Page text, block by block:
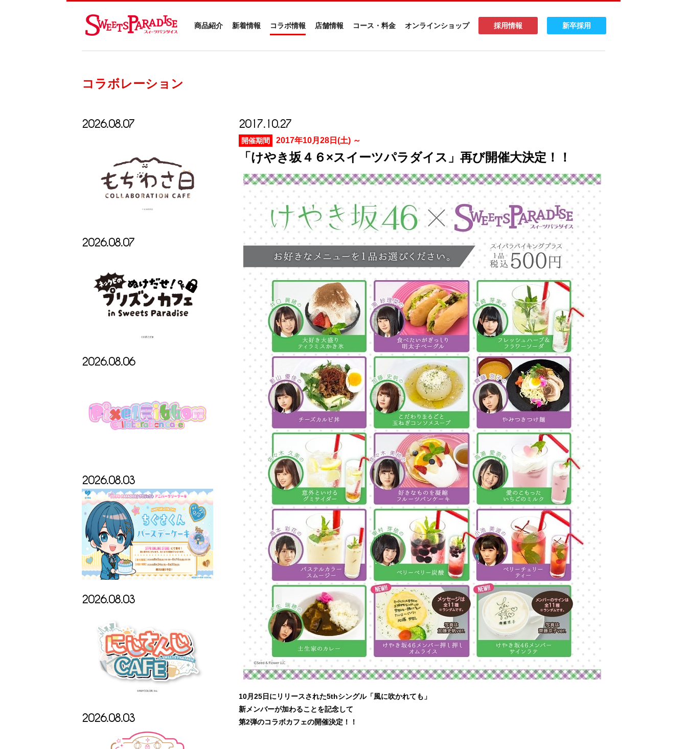
商品紹介 新着情報 コラボ情報 店舗情報 コース・料金 オンラインショップ 採用情報 新卒採用
コラボレーション
2026.08.07
2026.08.07
2026.08.06
2026.08.03
2026.08.03
2026.08.03
2017.10.27
開催期間 2017年10月28日(土) ～
「けやき坂４６×スイーツパラダイス」再び開催大決定！！
10月25日にリリースされた5thシングル「風に吹かれても」
新メンバーが加わることを記念して
第2弾のコラボカフェの開催決定！！